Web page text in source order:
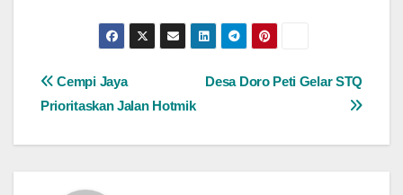
Navigasi
Desa Doro Peti Gelar STQ
Cempi Jaya
Prioritaskan Jalan Hotmik